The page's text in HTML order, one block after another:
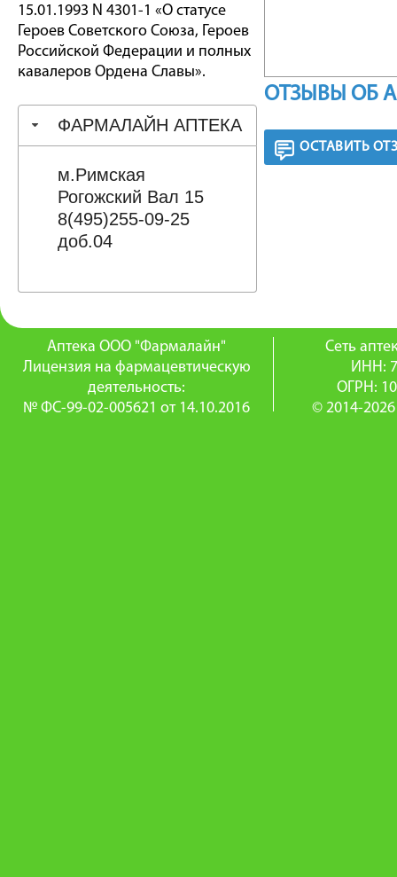
15.01.1993 N 4301-1 «О статусе
Героев Советского Союза, Героев
Российской Федерации и полных
кавалеров Ордена Славы».
ФАРМАЛАЙН АПТЕКА
м.Римская
Рогожский Вал 15
8(495)255-09-25
доб.04
ОТЗЫВЫ ОБ
ОСТАВИТЬ
Аптека ООО "Фармалайн"
Лицензия на фармацевтическую
деятельность:
№ ФС-99-02-005621 от 14.10.2016
Сеть
ИНН:
ОГРН:
© 2014-